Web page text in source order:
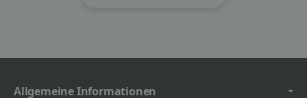
Allgemeine Informationen